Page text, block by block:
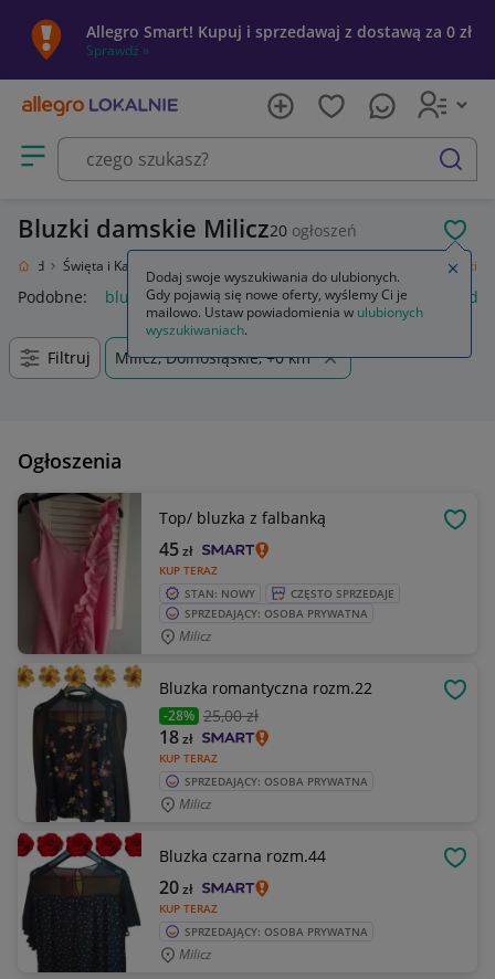
Allegro Smart! Kupuj i sprzedawaj z dostawą za 0 zł
Sprawdź »
Otwórz menu z kategoriami
szukaj
Bluzki damskie Milicz20 ogłoszeń
Ogród Święta i Karnawał Bluzki
Podobne: bluzka bluzki damskie bluzki na ramiączkach
Filtruj Milicz, Dolnośląskie, +0 km
Ogłoszenia
Top/ bluzka z falbanką
KUP TERAZ
45zł
STAN: NOWY
CZĘSTO SPRZEDAJE
SPRZEDAJĄCY: OSOBA PRYWATNA
Milicz
Bluzka romantyczna rozm.22
-28% 25,00 zł
KUP TERAZ
18zł
SPRZEDAJĄCY: OSOBA PRYWATNA
Milicz
Bluzka czarna rozm.44
KUP TERAZ
20zł
SPRZEDAJĄCY: OSOBA PRYWATNA
Milicz
Dodaj swoje wyszukiwania do ulubionych.
Gdy pojawią się nowe oferty, wyślemy Ci je
mailowo. Ustaw powiadomienia w ulubionych
wyszukiwaniach.